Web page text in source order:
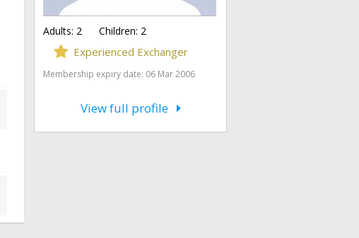
Adults: 2 Children: 2
Experienced Exchanger
Membership expiry date: 06 Mar 2006
View full profile